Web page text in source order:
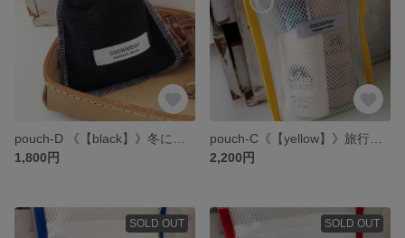
1,800円
2,200円
SOLD OUT SOLD OUT